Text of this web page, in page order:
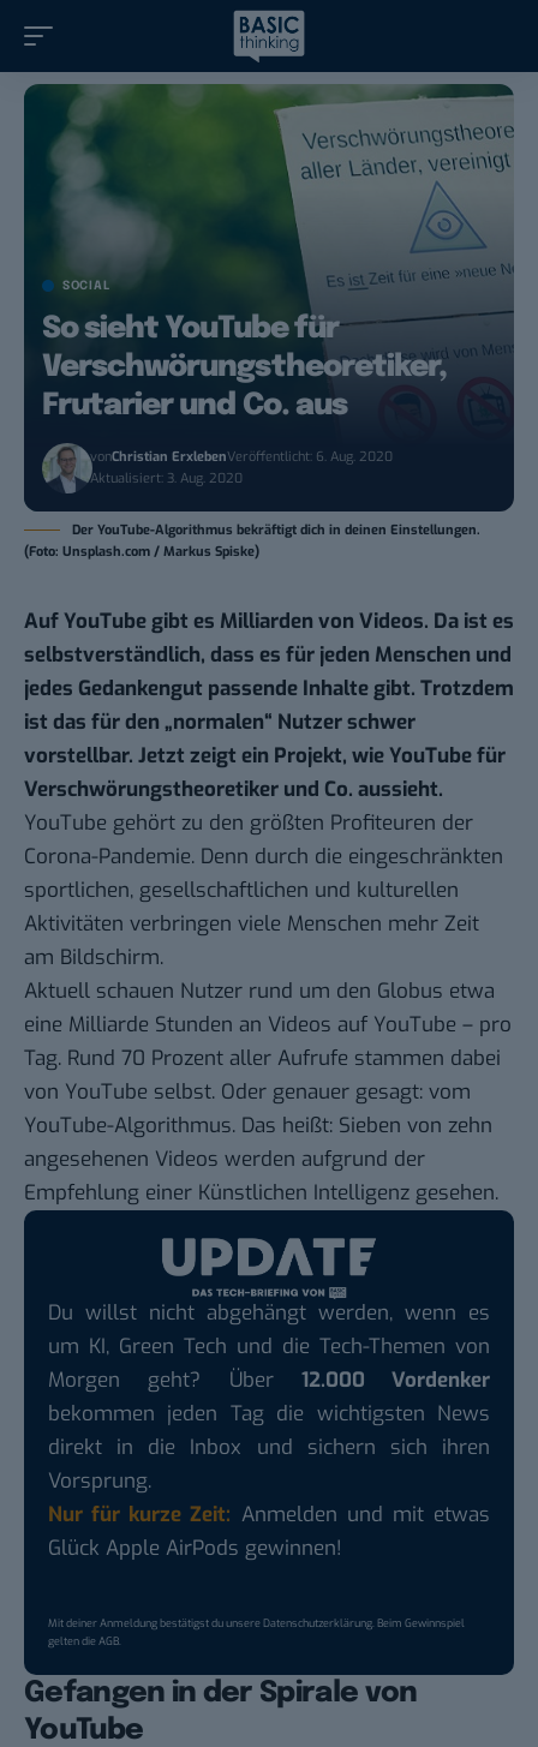
SOCIAL
So sieht YouTube für
Verschwörungstheoretiker,
Frutarier und Co. aus
vonChristian ErxlebenVeröffentlicht: 6. Aug. 2020
Aktualisiert: 3. Aug. 2020
Der YouTube-Algorithmus bekräftigt dich in deinen Einstellungen.
(Foto: Unsplash.com / Markus Spiske)
Auf YouTube gibt es Milliarden von Videos. Da ist es
selbstverständlich, dass es für jeden Menschen und
jedes Gedankengut passende Inhalte gibt. Trotzdem
ist das für den „normalen“ Nutzer schwer
vorstellbar. Jetzt zeigt ein Projekt, wie YouTube für
Verschwörungstheoretiker und Co. aussieht.
YouTube gehört zu den größten Profiteuren der
Corona-Pandemie. Denn durch die eingeschränkten
sportlichen, gesellschaftlichen und kulturellen
Aktivitäten verbringen viele Menschen mehr Zeit
am Bildschirm.
Aktuell schauen Nutzer rund um den Globus etwa
eine Milliarde Stunden an Videos auf YouTube – pro
Tag. Rund 70 Prozent aller Aufrufe stammen dabei
von YouTube selbst. Oder genauer gesagt: vom
YouTube-Algorithmus. Das heißt: Sieben von zehn
angesehenen Videos werden aufgrund der
Empfehlung einer Künstlichen Intelligenz gesehen.
Du willst nicht abgehängt werden, wenn es
um KI, Green Tech und die Tech-Themen von
Morgen geht? Über 12.000 Vordenker
bekommen jeden Tag die wichtigsten News
direkt in die Inbox und sichern sich ihren
Vorsprung.
Nur für kurze Zeit: Anmelden und mit etwas
Glück Apple AirPods gewinnen!
Mit deiner Anmeldung bestätigst du unsereDatenschutzerklärung. Beim Gewinnspiel
gelten dieAGB.
Gefangen in der Spirale von
YouTube